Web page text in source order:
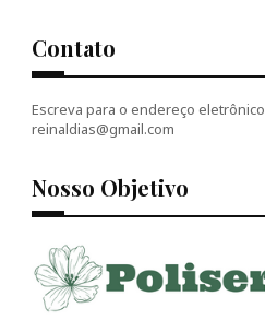
Contato
Escreva para o endereço eletrônico
reinaldias@gmail.com
Nosso Objetivo